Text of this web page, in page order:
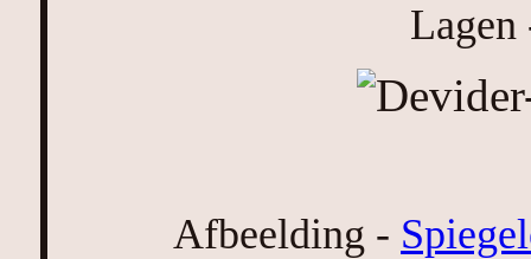
Lagen
Afbeelding -